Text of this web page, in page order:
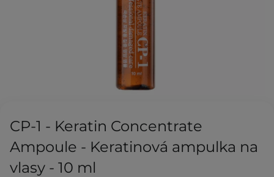
CP-1 - Keratin Concentrate
Ampoule - Keratinová ampulka na
vlasy - 10 ml